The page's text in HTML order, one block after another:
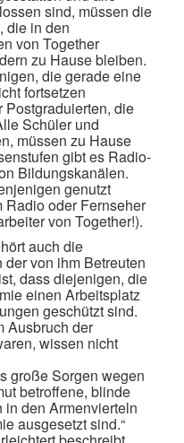
sind, müssen die
die in den
von Together
zu Hause bleiben.
die gerade eine
fortsetzen
die
Schüler und
müssen zu Hause
gibt es Radio-
Bildungskanälen.
genutzt
Radio oder Fernseher
von Together!).
auch die
von ihm Betreuten
dass diejenigen, die
einen Arbeitsplatz
geschützt sind.
Ausbruch der
wissen nicht
große Sorgen wegen
betroffene, blinde
den Armenvierteln
ausgesetzt sind.“